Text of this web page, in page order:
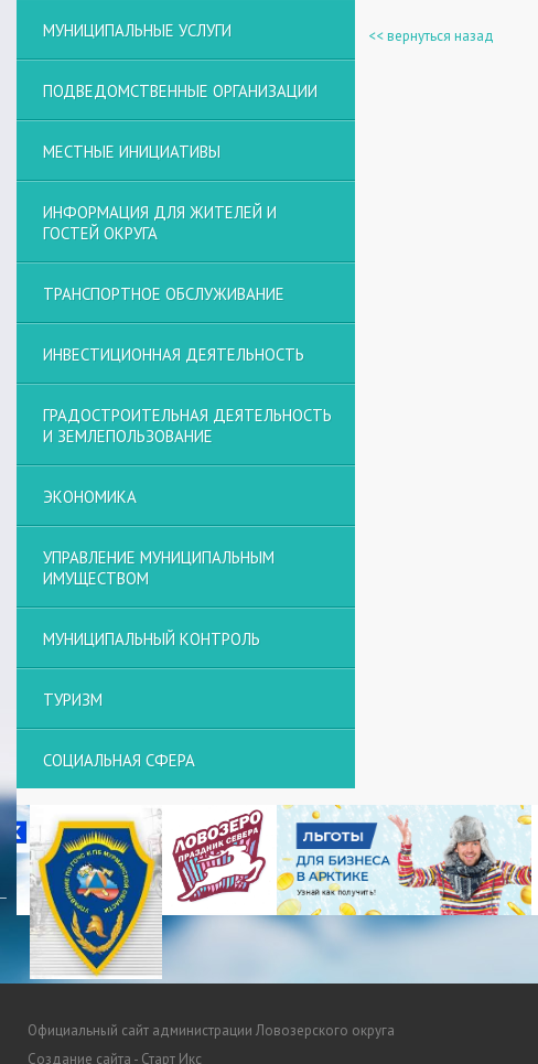
<< вернуться назад
МУНИЦИПАЛЬНЫЕ УСЛУГИ
ПОДВЕДОМСТВЕННЫЕ ОРГАНИЗАЦИИ
МЕСТНЫЕ ИНИЦИАТИВЫ
ИНФОРМАЦИЯ ДЛЯ ЖИТЕЛЕЙ И
ГОСТЕЙ ОКРУГА
ТРАНСПОРТНОЕ ОБСЛУЖИВАНИЕ
ИНВЕСТИЦИОННАЯ ДЕЯТЕЛЬНОСТЬ
ГРАДОСТРОИТЕЛЬНАЯ ДЕЯТЕЛЬНОСТЬ
И ЗЕМЛЕПОЛЬЗОВАНИЕ
ЭКОНОМИКА
УПРАВЛЕНИЕ МУНИЦИПАЛЬНЫМ
ИМУЩЕСТВОМ
МУНИЦИПАЛЬНЫЙ КОНТРОЛЬ
ТУРИЗМ
СОЦИАЛЬНАЯ СФЕРА
Официальный сайт администрации Ловозерского округа
Создание сайта - Старт Икс